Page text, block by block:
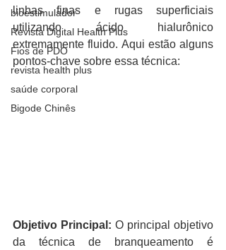
bioestimulador
Revista Digital Health Plus
Fios de PDO
revista health plus
saúde corporal
Bigode Chinês
linhas finas e rugas superficiais
utilizando ácido hialurônico
extremamente fluido. Aqui estão alguns
pontos-chave sobre essa técnica:
Objetivo Principal: O principal objetivo
da técnica de branqueamento é